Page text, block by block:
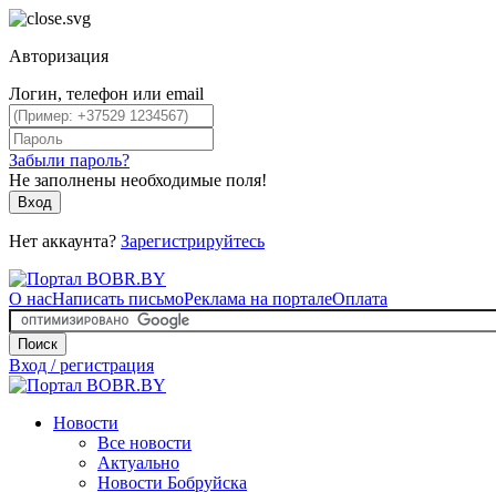
Авторизация
Логин, телефон или email
Забыли пароль?
Не заполнены необходимые поля!
Вход
Нет аккаунта? Зарегистрируйтесь
О насНаписать письмоРеклама на порталеОплата
Поиск
Вход / регистрация
Новости
Все новости
Актуально
Новости Бобруйска